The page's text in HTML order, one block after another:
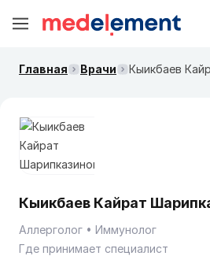
Главная Врачи Кыикбаев
Кыикбаев Кайрат
Аллерголог
Иммунолог
Где принимает специалист